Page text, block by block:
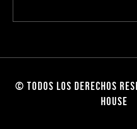
© TODOS LOS DERECHOS
HOUSE